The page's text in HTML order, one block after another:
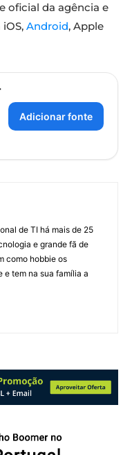
oficial da agência e
Android, Apple
Adicionar fonte
de TI há mais de 25
e grande fã de
como hobbie os
e tem na sua família a